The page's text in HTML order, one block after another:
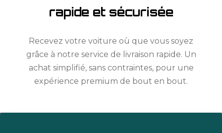
rapide et sécurisée
Recevez votre voiture où que vous soyez
grâce à notre service de livraison rapide. Un
achat simplifié, sans contraintes, pour une
expérience premium de bout en bout.